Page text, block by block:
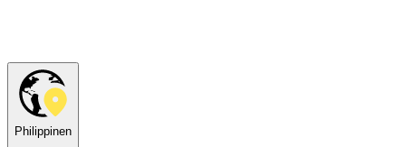
Philippinen